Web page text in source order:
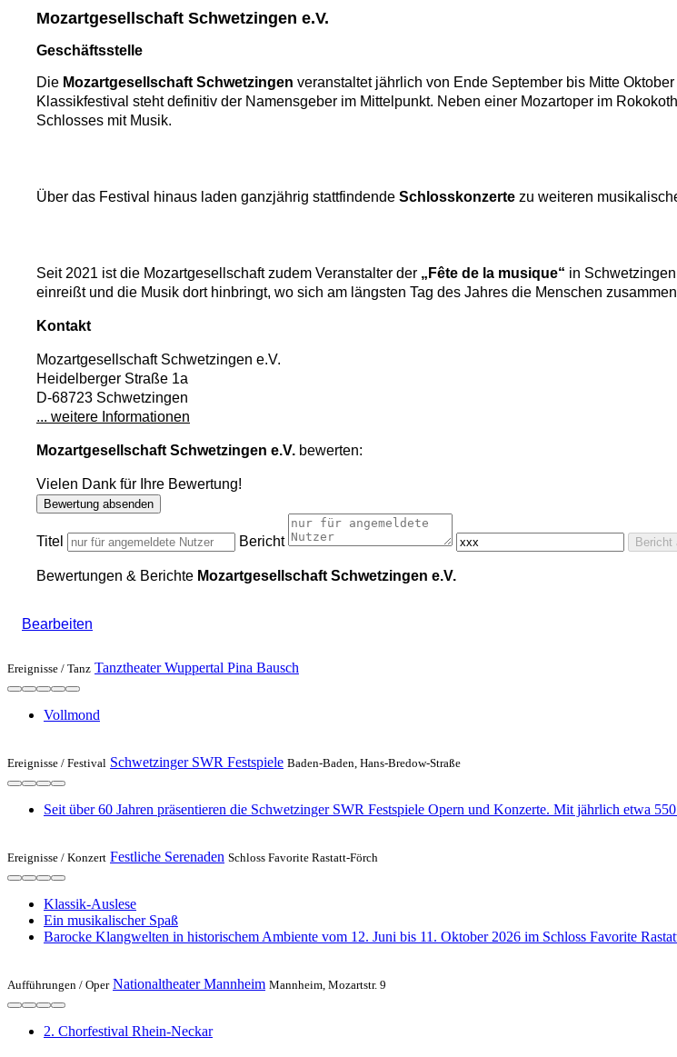
Mozartgesellschaft Schwetzingen e.V.
Geschäftsstelle
Die Mozartgesellschaft Schwetzingen veranstaltet jährlich von Ende September bis Mitte
Klassikfestival steht definitiv der Namensgeber im Mittelpunkt. Neben einer Mozartoper im
Schlosses mit Musik.
Über das Festival hinaus laden ganzjährig stattfindende Schlosskonzerte zu weiteren
Seit 2021 ist die Mozartgesellschaft zudem Veranstalter der „Fête de la musique“ in
einreißt und die Musik dort hinbringt, wo sich am längsten Tag des Jahres die Menschen
Kontakt
Mozartgesellschaft Schwetzingen e.V.
Heidelberger Straße 1a
D-68723 Schwetzingen
... weitere Informationen
Mozartgesellschaft Schwetzingen e.V. bewerten:
Vielen Dank für Ihre Bewertung!
Bewertung absenden
Titel Bericht Bericht
Bewertungen & Berichte Mozartgesellschaft Schwetzingen e.V.
Bearbeiten
Ereignisse / Tanz Tanztheater Wuppertal Pina Bausch
Vollmond
Ereignisse / Festival Schwetzinger SWR Festspiele Baden-Baden, Hans-Bredow-Straße
Seit über 60 Jahren präsentieren die Schwetzinger SWR Festspiele Opern und Konzerte. Mit jährlich etwa
Ereignisse / Konzert Festliche Serenaden Schloss Favorite Rastatt-Förch
Klassik-Auslese
Ein musikalischer Spaß
Barocke Klangwelten in historischem Ambiente vom 12. Juni bis 11. Oktober 2026 im Schloss Favorite
Aufführungen / Oper Nationaltheater Mannheim Mannheim, Mozartstr. 9
2. Chorfestival Rhein-Neckar